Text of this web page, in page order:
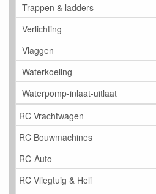
Trappen & ladders
Verlichting
Vlaggen
Waterkoeling
Waterpomp-inlaat-uitlaat
RC Vrachtwagen
RC Bouwmachines
RC-Auto
RC Vliegtuig & Heli